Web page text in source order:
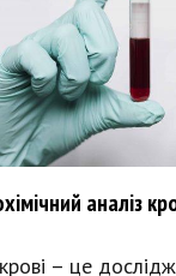
аналіз
крові – це